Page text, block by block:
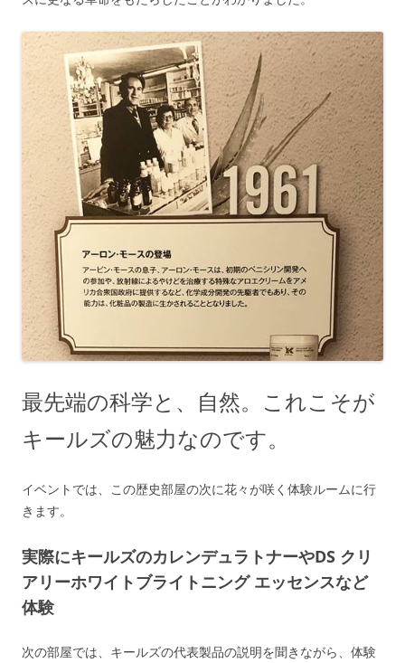
最先端の科学と、自然。これこそが
キールズの魅力なのです。
イベントでは、この歴史部屋の次に花々が咲く体験ルームに行
きます。
実際にキールズのカレンデュラトナーやDS クリ
アリーホワイトブライトニング エッセンスなど
体験
次の部屋では、キールズの代表製品の説明を聞きながら、体験